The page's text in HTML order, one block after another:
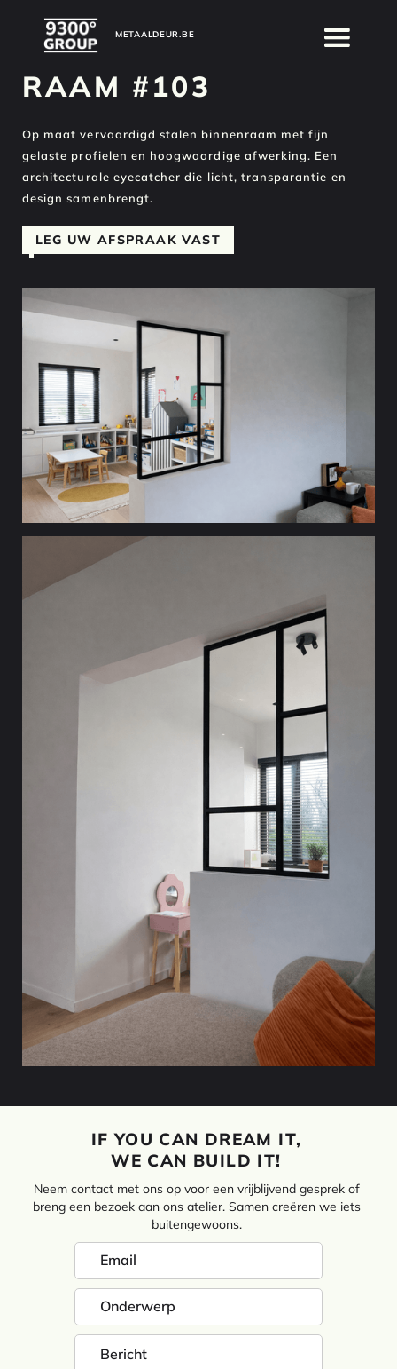
METAALDEUR.BE
METAALDEUR.BE
RAAM #103
Op maat vervaardigd stalen binnenraam met fijn
gelaste profielen en hoogwaardige afwerking. Een
architecturale eyecatcher die licht, transparantie en
design samenbrengt.
LEG UW AFSPRAAK VAST
IF YOU CAN DREAM IT,
WE CAN BUILD IT!
Neem contact met ons op voor een vrijblijvend gesprek of
breng een bezoek aan ons atelier. Samen creëren we iets
buitengewoons.